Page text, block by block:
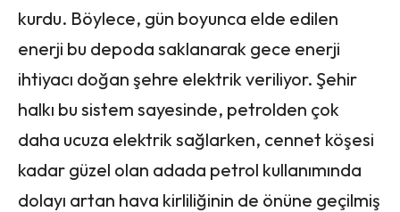
kurdu. Böylece, gün boyunca elde edilen
enerji bu depoda saklanarak gece enerji
ihtiyacı doğan şehre elektrik veriliyor. Şehir
halkı bu sistem sayesinde, petrolden çok
daha ucuza elektrik sağlarken, cennet köşesi
kadar güzel olan adada petrol kullanımında
dolayı artan hava kirliliğinin de önüne geçilmiş